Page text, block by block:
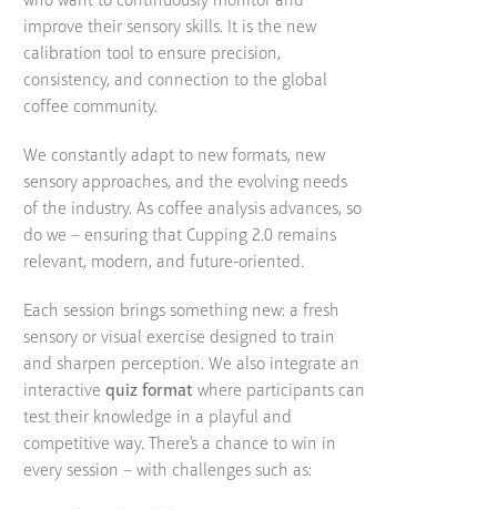
improve their sensory skills. It is the new
calibration tool to ensure precision,
consistency, and connection to the global
coffee community.
We constantly adapt to new formats, new
sensory approaches, and the evolving needs
of the industry. As coffee analysis advances, so
do we – ensuring that Cupping 2.0 remains
relevant, modern, and future-oriented.
Each session brings something new: a fresh
sensory or visual exercise designed to train
and sharpen perception. We also integrate an
interactive quiz formatwhere participants can
test their knowledge in a playful and
competitive way. There's a chance to win in
every session – with challenges such as: